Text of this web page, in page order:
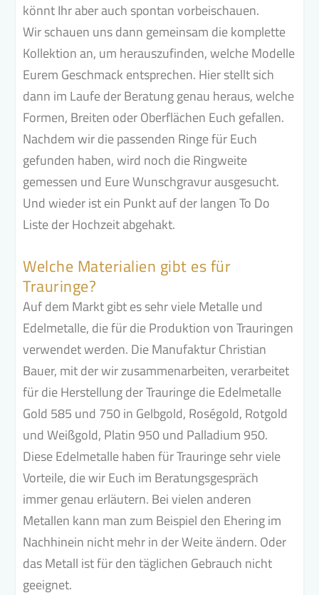
könnt Ihr aber auch spontan vorbeischauen.
Wir schauen uns dann gemeinsam die komplette
Kollektion an, um herauszufinden, welche Modelle
Eurem Geschmack entsprechen. Hier stellt sich
dann im Laufe der Beratung genau heraus, welche
Formen, Breiten oder Oberflächen Euch gefallen.
Nachdem wir die passenden Ringe für Euch
gefunden haben, wird noch die Ringweite
gemessen und Eure Wunschgravur ausgesucht.
Und wieder ist ein Punkt auf der langen To Do
Liste der Hochzeit abgehakt.
Welche Materialien gibt es für
Trauringe?
Auf dem Markt gibt es sehr viele Metalle und
Edelmetalle, die für die Produktion von Trauringen
verwendet werden. Die Manufaktur Christian
Bauer, mit der wir zusammenarbeiten,verarbeitet
für die Herstellung der Trauringedie Edelmetalle
Gold 585 und 750 in Gelbgold, Roségold, Rotgold
und Weißgold, Platin 950 und Palladium 950.
Diese Edelmetalle haben für Trauringe sehr viele
Vorteile, die wir Euch im Beratungsgespräch
immer genau erläutern. Bei vielen anderen
Metallen kann man zum Beispiel den Ehering im
Nachhinein nicht mehr in der Weite ändern. Oder
das Metall ist für den täglichen Gebrauch nicht
geeignet.